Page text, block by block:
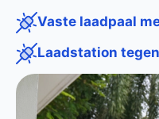
Vaste laadpaal
Laadstation